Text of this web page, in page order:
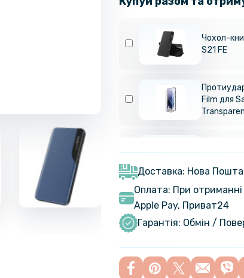
Чохол-
S21 FE
Film для
Film для
панель,
Film для
3шт,
Samsung
Доставка: Нова
Оплата: При
Apple Pay, Приват24
Гарантія: Обмін /